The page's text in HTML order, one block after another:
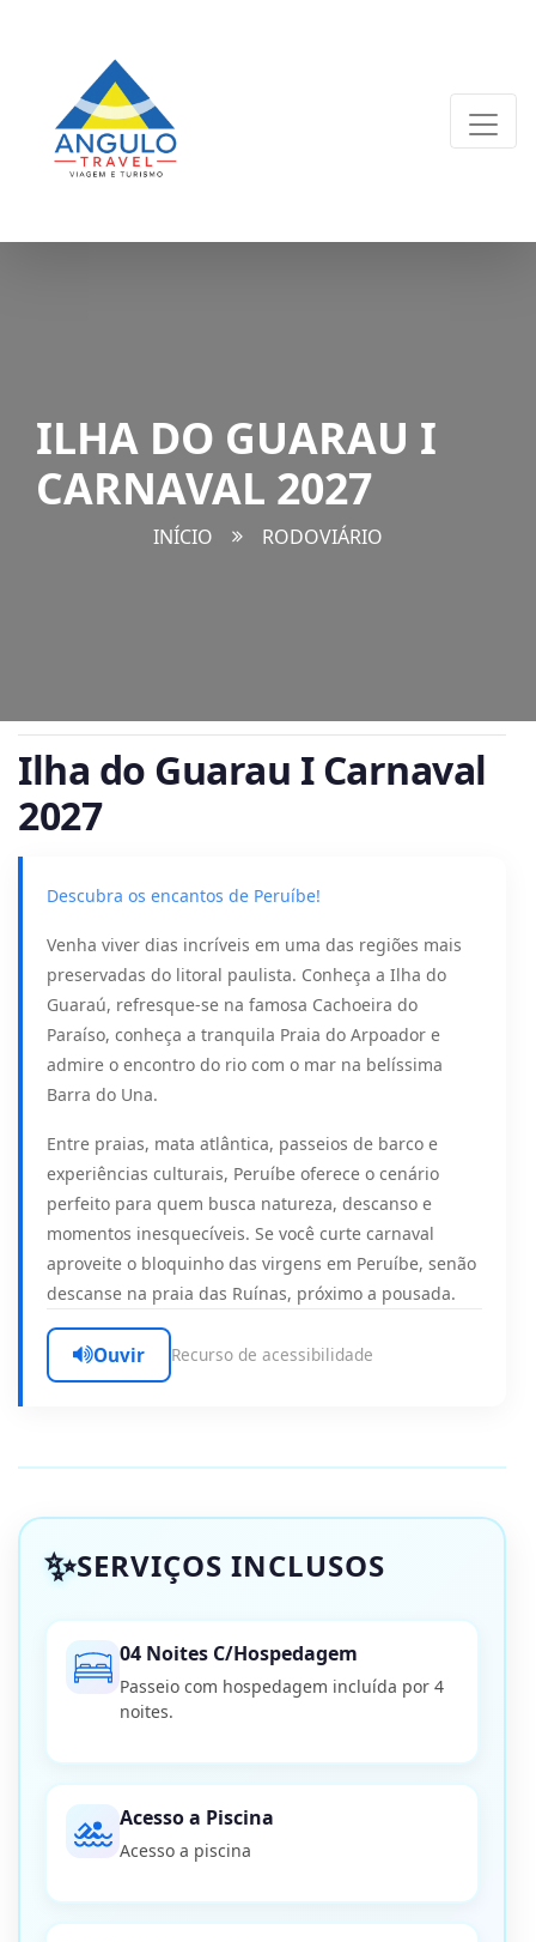
ILHA DO GUARAU I
CARNAVAL 2027
INÍCIO RODOVIÁRIO
Ilha do Guarau I Carnaval
2027
Descubra os encantos de Peruíbe!
Venha viver dias incríveis em uma das regiões mais
preservadas do litoral paulista. Conheça a Ilha do
Guaraú, refresque-se na famosa Cachoeira do
Paraíso, conheça a tranquila Praia do Arpoador e
admire o encontro do rio com o mar na belíssima
Barra do Una.
Entre praias, mata atlântica, passeios de barco e
experiências culturais, Peruíbe oferece o cenário
perfeito para quem busca natureza, descanso e
momentos inesquecíveis. Se você curte carnaval
aproveite o bloquinho das virgens em Peruíbe, senão
descanse na praia das Ruínas, próximo a pousada.
Ouvir Recurso de acessibilidade
SERVIÇOS INCLUSOS
04 Noites C/Hospedagem
Passeio com hospedagem incluída por 4
noites.
Acesso a Piscina
Acesso a piscina